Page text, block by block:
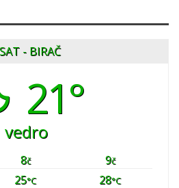
- BIRAČ
21°
vedro
8č 9č
25°C 28°C